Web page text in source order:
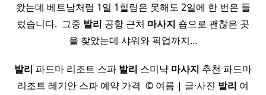
왔는데 베트남처럼 1일 1힐링은 못해도 2일에 한 번은 들
렀습니다. ​ 그중 발리 공항 근처 마사지 숍으로 괜찮은 곳
을 찾았는데 샤워와 픽업까지…
발리 파드마 리조트 스파 발리 스미냑 마사지 추천 파드마
리조트 레기안 스파 예약 가격 ​ © 여름 | 글·사진 발리 여